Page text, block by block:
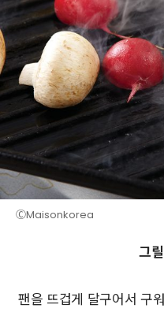
ⒸMaisonkorea
그
팬을 뜨겁게 달구어서 구